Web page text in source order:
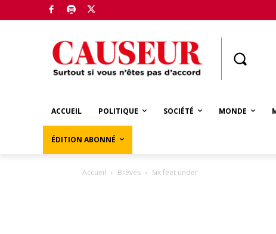
ACCUEIL POLITIQUE SOCIÉTÉ MONDE
ÉDITION ABONNÉ
Accueil Brèves Six feet under